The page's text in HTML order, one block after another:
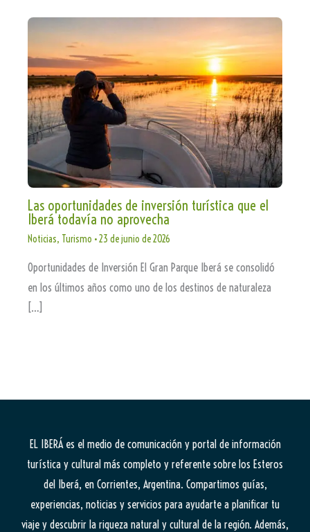
Las oportunidades de inversión turística que el
Iberá todavía no aprovecha
Noticias, Turismo •23 de junio de 2026
Oportunidades de Inversión El Gran Parque Iberá se consolidó
en los últimos años como uno de los destinos de naturaleza
[…]
EL IBERÁes el medio de comunicación y portal de información
turística y cultural más completo y referente sobre los Esteros
del Iberá, en Corrientes, Argentina. Compartimos guías,
experiencias, noticias y servicios para ayudarte a planificar tu
viaje y descubrir la riqueza natural y cultural de la región. Además,